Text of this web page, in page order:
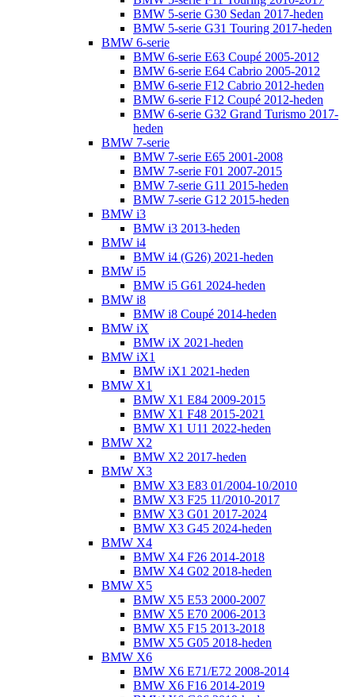
BMW 5-serie G30 Sedan 2017-heden
BMW 5-serie G31 Touring 2017-heden
BMW 6-serie
BMW 6-serie E63 Coupé 2005-2012
BMW 6-serie E64 Cabrio 2005-2012
BMW 6-serie F12 Cabrio 2012-heden
BMW 6-serie F12 Coupé 2012-heden
BMW 6-serie G32 Grand Turismo 2017-
heden
BMW 7-serie
BMW 7-serie E65 2001-2008
BMW 7-serie F01 2007-2015
BMW 7-serie G11 2015-heden
BMW 7-serie G12 2015-heden
BMW i3
BMW i3 2013-heden
BMW i4
BMW i4 (G26) 2021-heden
BMW i5
BMW i5 G61 2024-heden
BMW i8
BMW i8 Coupé 2014-heden
BMW iX
BMW iX 2021-heden
BMW iX1
BMW iX1 2021-heden
BMW X1
BMW X1 E84 2009-2015
BMW X1 F48 2015-2021
BMW X1 U11 2022-heden
BMW X2
BMW X2 2017-heden
BMW X3
BMW X3 E83 01/2004-10/2010
BMW X3 F25 11/2010-2017
BMW X3 G01 2017-2024
BMW X3 G45 2024-heden
BMW X4
BMW X4 F26 2014-2018
BMW X4 G02 2018-heden
BMW X5
BMW X5 E53 2000-2007
BMW X5 E70 2006-2013
BMW X5 F15 2013-2018
BMW X5 G05 2018-heden
BMW X6
BMW X6 E71/E72 2008-2014
BMW X6 F16 2014-2019